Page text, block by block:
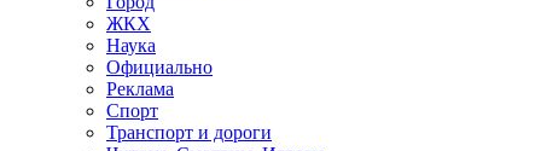
ЖКХ
Наука
Официально
Реклама
Спорт
Транспорт и дороги